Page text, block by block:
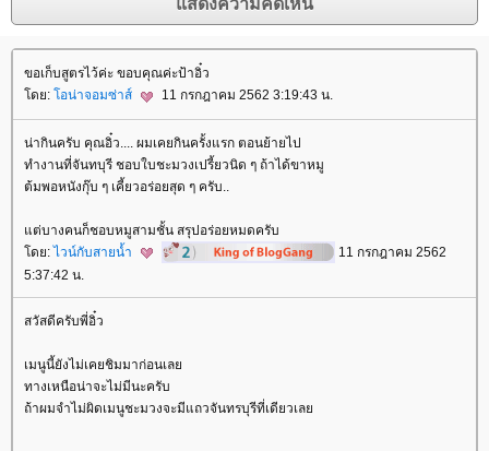
ขอเก็บสูตรไว้ค่ะ ขอบคุณค่ะป้าอิ๋ว
ดย: อน่าจอมซ่าส์ 11 กรกฎาคม 2562 3:19:43 น.
น่ากินครับ คุณอิ๋ว.... ผมเคยกินครั้งแรก ตอนย้ายไป
ทำงานที่จันทบุรี ชอบใบชะมวงเปรี้ยวนิด ๆ ถ้าได้ขาหมู
ต้มพอหนังกุ๊บ ๆ เคี้ยวอร่อยสุด ๆ ครับ..
ต่บางคนก็ชอบหมูสามชั้น สรุปอร่อยหมดครับ
ดย:ไวน์กับสายน้ำ
11 กรกฎาคม 2562
5:37:42 น.
สวัสดีครับพี่อิ๋ว
เมนูนี้ยังไม่เคยชิมมาก่อนเล
ทางเหนือน่าจะไม่มีนะครับ
ถ้าผมจำไม่ผิดเมนูชะมวงจะมีแถวจันทรบุรีที่เดียวเล